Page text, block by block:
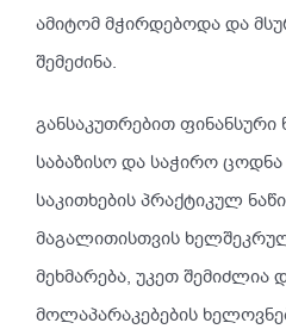
ამიტომ მჭირდებოდა და
შემეძინა.
განსაკუთრებით
საბაზისო და საჭირო ცოდნა
საკითხების პრაქტიკულ
მაგალითისთვის
მეხმარება, უკეთ შემიძლია
მოლაპარაკებების